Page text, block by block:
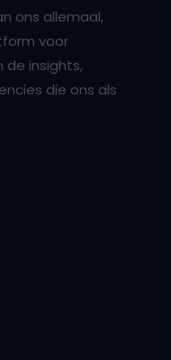
ons allemaal,
voor
de insights,
die ons als